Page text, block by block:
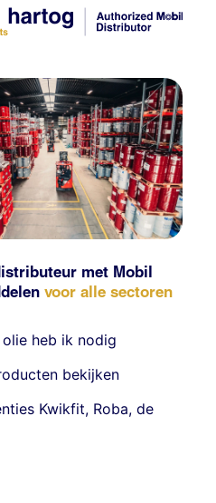
met Mobil
voor alle sectoren
olie heb ik nodig
bekijken
s Kwikfit, Roba, de